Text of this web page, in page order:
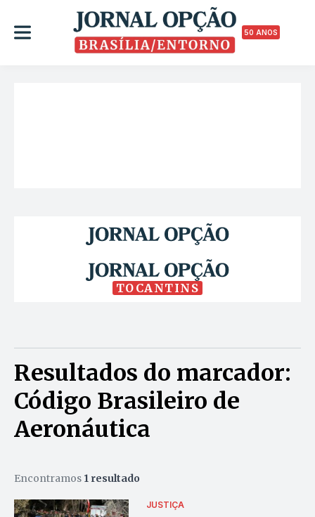
50 ANOS
TOCANTINS
Resultados do marcador:
Código Brasileiro de
Aeronáutica
Encontramos 1 resultado
JUSTIÇA